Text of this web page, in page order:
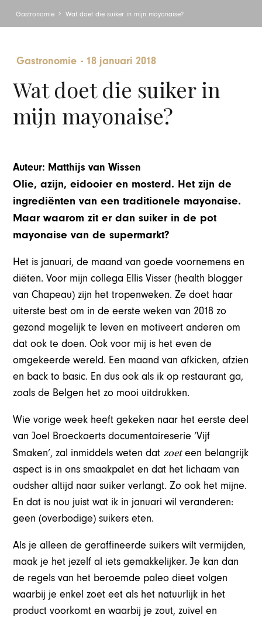
Gastronomie Wat doet die suiker in mijn mayonaise?
Gastronomie - 18 januari 2018
Wat doet die suiker in
mijn mayonaise?
Auteur: Matthijs van Wissen
Olie, azijn, eidooier en mosterd. Het zijn de
ingrediënten van een traditionele mayonaise.
Maar waarom zit er dan suiker in de pot
mayonaise van de supermarkt?
Het is januari, de maand van goede voornemens en
diëten. Voor mijn collega Ellis Visser (health blogger
van Chapeau) zijn het tropenweken. Ze doet haar
uiterste best om in de eerste weken van 2018 zo
gezond mogelijk te leven en motiveert anderen om
dat ook te doen. Ook voor mij is het even de
omgekeerde wereld. Een maand van afkicken, afzien
en back to basic. En dus ook als ik op restaurant ga,
zoals de Belgen het zo mooi uitdrukken.
Wie vorige week heeft gekeken naar het eerste deel
van Joel Broeckaerts documentaireserie ‘Vijf
Smaken’, zal inmiddels weten dat zoeteen belangrijk
aspect is in ons smaakpalet en dat het lichaam van
oudsher altijd naar suiker verlangt. Zo ook het mijne.
En dat is nou juist wat ik in januari wil veranderen:
geen (overbodige) suikers eten.
Als je alleen de geraffineerde suikers wilt vermijden,
maak je het jezelf al iets gemakkelijker. Je kan dan
de regels van het beroemde paleo dieet volgen
waarbij je enkel zoet eet als het natuurlijk in het
product voorkomt en waarbij je zout, zuivel en